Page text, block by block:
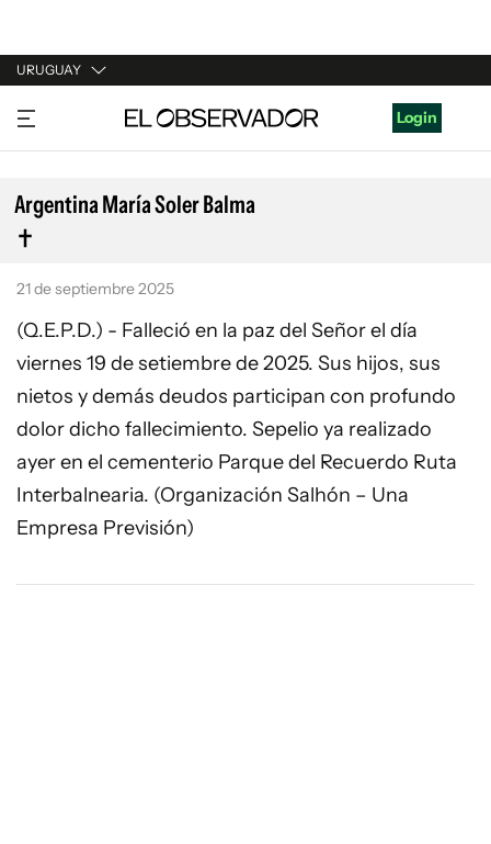
URUGUAY
URUGUAY
ARGENTINA
ESPAÑA
ESTADOS UNIDOS
Login
Argentina María Soler Balma
21 de septiembre 2025
(Q.E.P.D.) - Falleció en la paz del Señor el día
viernes 19 de setiembre de 2025. Sus hijos, sus
nietos y demás deudos participan con profundo
dolor dicho fallecimiento. Sepelio ya realizado
ayer en el cementerio Parque del Recuerdo Ruta
Interbalnearia. (Organización Salhón – Una
Empresa Previsión)